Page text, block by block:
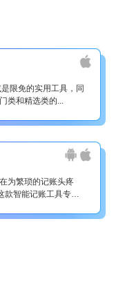
限免的实用工具，同
类和精选类的...
为繁琐的记账头疼
款智能记账工具专为